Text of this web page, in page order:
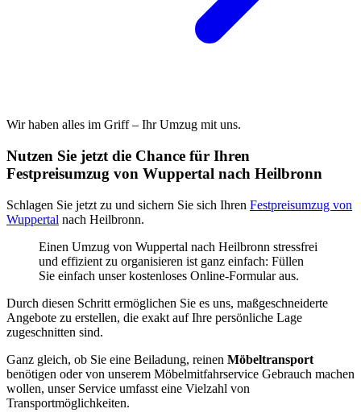
Wir haben alles im Griff – Ihr Umzug mit uns.
Nutzen Sie jetzt die Chance für Ihren
Festpreisumzug von Wuppertal nach Heilbronn
Schlagen Sie jetzt zu und sichern Sie sich Ihren Festpreisumzug von
Wuppertal nach Heilbronn.
Einen Umzug von Wuppertal nach Heilbronn stressfrei
und effizient zu organisieren ist ganz einfach: Füllen
Sie einfach unser kostenloses Online-Formular aus.
Durch diesen Schritt ermöglichen Sie es uns, maßgeschneiderte
Angebote zu erstellen, die exakt auf Ihre persönliche Lage
zugeschnitten sind.
Ganz gleich, ob Sie eine Beiladung, reinen Möbeltransport
benötigen oder von unserem Möbelmitfahrservice Gebrauch machen
wollen, unser Service umfasst eine Vielzahl von
Transportmöglichkeiten.